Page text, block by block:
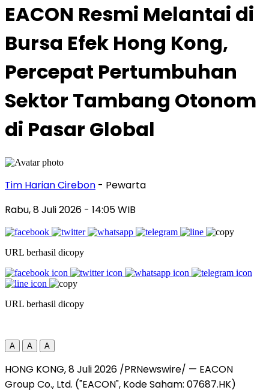
EACON Resmi Melantai di
Bursa Efek Hong Kong,
Percepat Pertumbuhan
Sektor Tambang Otonom
di Pasar Global
Tim Harian Cirebon - Pewarta
Rabu, 8 Juli 2026 - 14:05 WIB
URL berhasil dicopy
URL berhasil dicopy
A A A
HONG KONG, 8 Juli 2026 /PRNewswire/ — EACON
Group Co., Ltd. ("EACON", Kode Saham: 07687.HK)